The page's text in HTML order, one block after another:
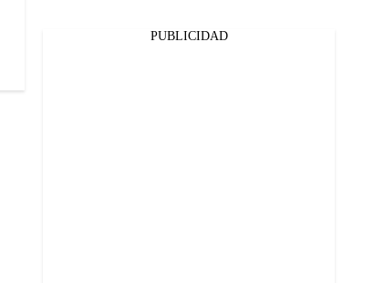
PUBLICIDAD